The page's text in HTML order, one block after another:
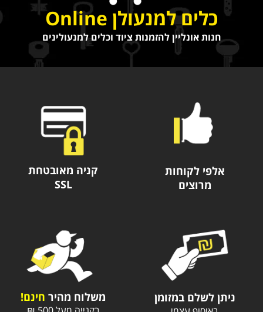
כלים למנעולן Online
חנות אונליין להזמנות ציוד וכלים למנעולינים
אלפי לקוחות
מרוצים
ניתן לשלם במזומן
קניה מאובטחת
SSL
משלוח מהיר חינם!